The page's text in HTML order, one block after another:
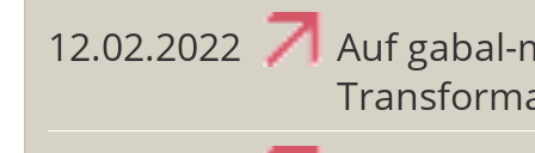
12.02.2022
Auf gabal-